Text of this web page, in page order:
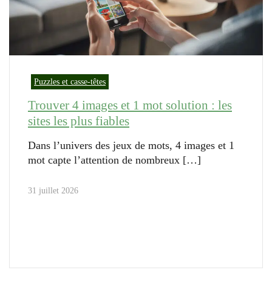
Puzzles et casse-têtes
Trouver 4 images et 1 mot solution : les
sites les plus fiables
Dans l’univers des jeux de mots, 4 images et 1
mot capte l’attention de nombreux
31 juillet 2026